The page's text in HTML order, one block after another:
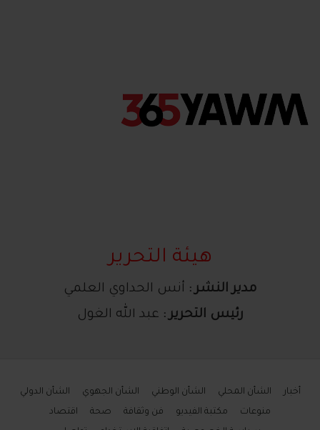
هيئة التحرير
مدير النشر : أنس الحداوي العلمي
رئيس التحرير : عبد الله الغول
أخبار الشأن المحلي الشأن الوطني الشأن الجهوي
الشأن الدولي
منوعات
مكتبة الفيديو فن وثقافة صحة
اقتصاد